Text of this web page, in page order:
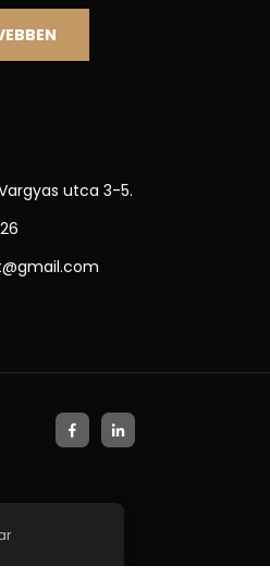
utca 3-5.